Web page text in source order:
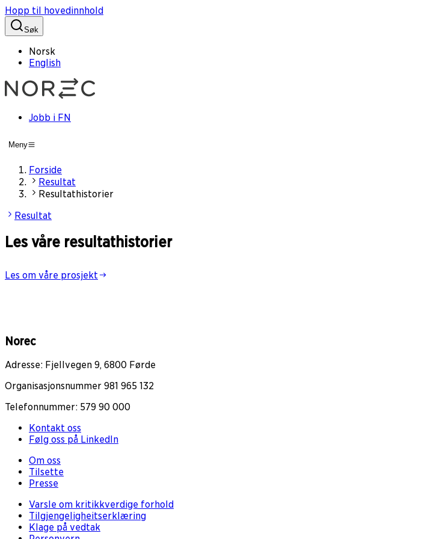
Hopp til hovedinnhold
Søk
Norsk
English
Jobb i FN
Meny
Forside
Resultat
Resultathistorier
Resultat
Les våre resultathistorier
Les om våre prosjekt
Norec
Adresse: Fjellvegen 9, 6800 Førde
Organisasjonsnummer 981 965 132
Telefonnummer: 579 90 000
Kontakt oss
Følg oss på LinkedIn
Om oss
Tilsette
Presse
Varsle om kritikkverdige forhold
Tilgjengeligheitserklæring
Klage på vedtak